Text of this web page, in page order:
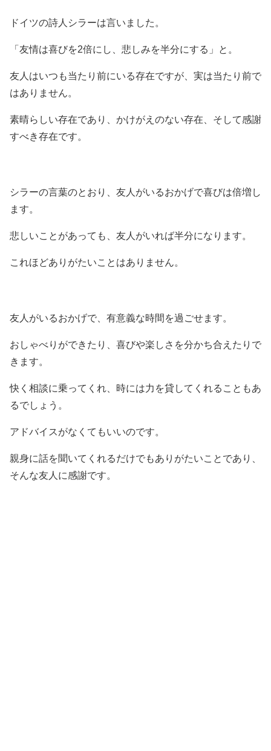
ドイツの詩人シラーは言いました。
「友情は喜びを2倍にし、悲しみを半分にする」と。
友人はいつも当たり前にいる存在ですが、実は当たり前で
はありません。
素晴らしい存在であり、かけがえのない存在、そして感謝
すべき存在です。
シラーの言葉のとおり、友人がいるおかげで喜びは倍増し
ます。
悲しいことがあっても、友人がいれば半分になります。
これほどありがたいことはありません。
友人がいるおかげで、有意義な時間を過ごせます。
おしゃべりができたり、喜びや楽しさを分かち合えたりで
きます。
快く相談に乗ってくれ、時には力を貸してくれることもあ
るでしょう。
アドバイスがなくてもいいのです。
親身に話を聞いてくれるだけでもありがたいことであり、
そんな友人に感謝です。